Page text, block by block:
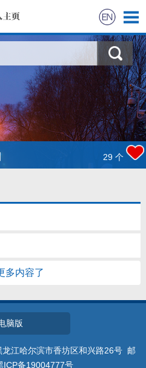
29 个
多内容了
脑版
江哈尔滨市香坊区和兴路26号 邮
备19004777号